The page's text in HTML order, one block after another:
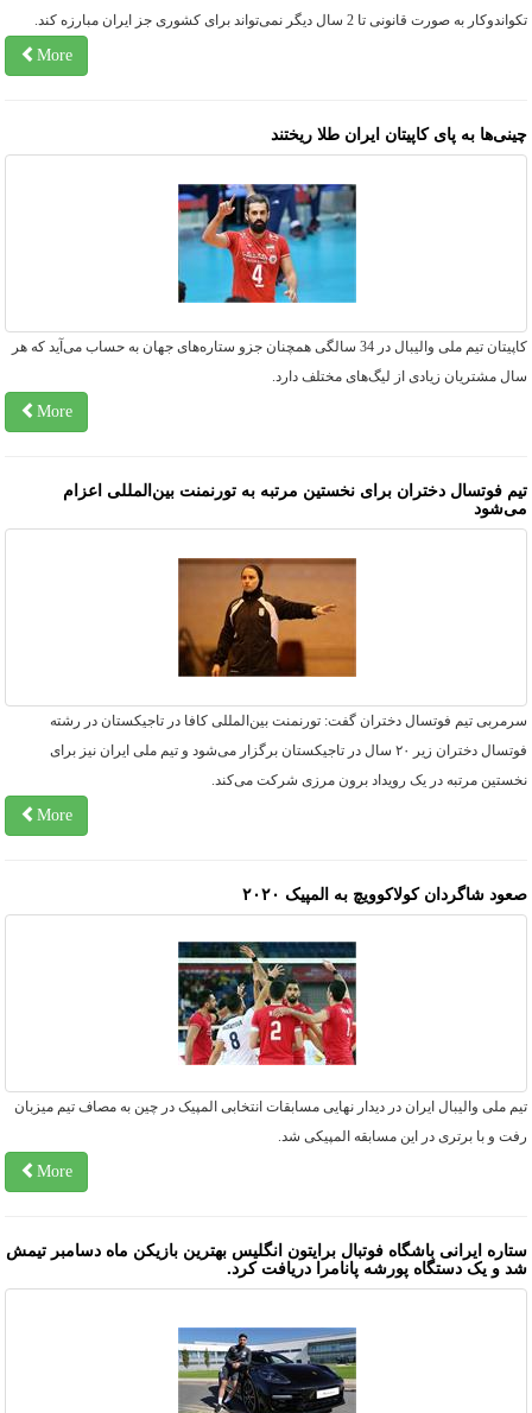
به صورت قانونی تا 2 سال دیگر نمی‌تواند برای کشوری جز ایران مبارزه کند.
More
به پای کاپیتان ایران طلا ریختند
کاپیتان تیم ملی والیبال در 34 سالگی همچنان جزو ستاره‌های جهان به حساب می‌آید که هر
مشتریان زیادی از لیگ‌های مختلف دارد.
More
فوتسال دختران برای نخستین مرتبه به تورنمنت بین‌المللی اعزام
تیم فوتسال دختران گفت: تورنمنت بین‌المللی کافا در تاجیکستان در رشته
فوتسال دختران زیر ۲۰ سال در تاجیکستان برگزار می‌شود و تیم ملی ایران نیز برای
مرتبه در یک رویداد برون مرزی شرکت می‌کند.
More
شاگردان کولاکوویچ به المپیک ۲۰۲۰
ملی والیبال ایران در دیدار نهایی مسابقات انتخابی المپیک در چین به مصاف تیم میزبان
و با برتری در این مسابقه المپیکی شد.
More
ایرانی باشگاه فوتبال برایتون انگلیس بهترین بازیکن ماه دسامبر تیمش
و یک دستگاه پورشه پانامرا دریافت کرد.